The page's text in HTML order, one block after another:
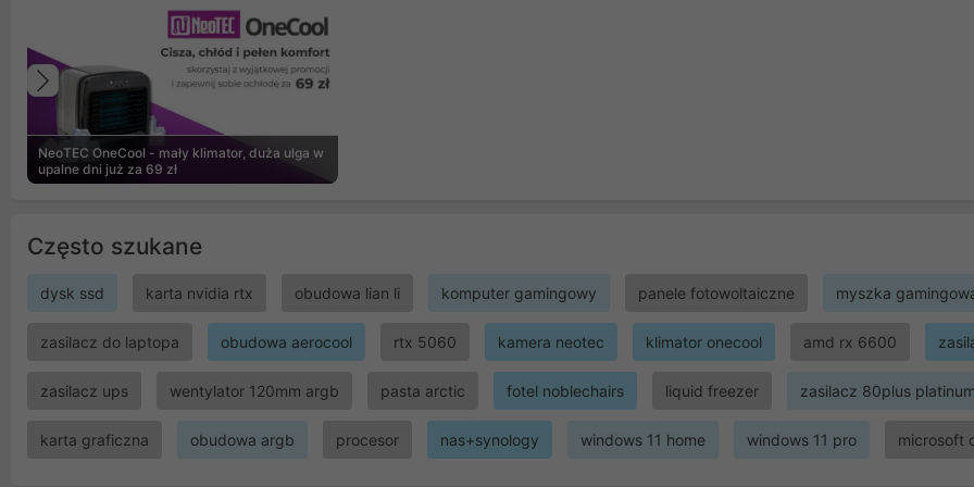
NeoTEC OneCool - mały klimator, duża ulga w
upalne dni już za 69 zł
Poprzedni
Często szukane
dysk ssd karta nvidia rtx obudowa lian li komputer gamingowy panele fotowoltaiczne myszka
zasilacz do laptopa obudowa aerocool rtx 5060 kamera neotec klimator onecool amd rx 6600
zasilacz ups wentylator 120mm argb pasta arctic fotel noblechairs liquid freezer zasilacz 80plus platinum
karta graficzna obudowa argb procesor nas+synology windows 11 home windows 11 pro microsoft